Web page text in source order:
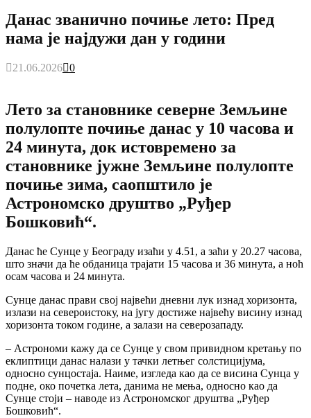
Данас званично почиње лето: Пред
нама је најдужи дан у години
21.06.2026 0
Лето за становнике северне Земљине
полулопте почиње данас у 10 часова и
24 минута, док истовремено за
становнике јужне Земљине полулопте
почиње зима, саопштило је
Астрономско друштво „Руђер
Бошковић“.
Данас ће Сунце у Београду изаћи у 4.51, а заћи у 20.27 часова,
што значи да ће обданица трајати 15 часова и 36 минута, а ноћ
осам часова и 24 минута.
Сунце данас прави свој највећи дневни лук изнад хоризонта,
излази на североистоку, на југу достиже највећу висину изнад
хоризонта током године, а залази на северозападу.
– Астрономи кажу да се Сунце у свом привидном кретању по
еклиптици данас налази у тачки летњег солстицијума,
односно сунцостаја. Наиме, изгледа као да се висина Сунца у
подне, око почетка лета, данима не мења, односно као да
Сунце стоји – наводе из Астрономског друштва „Руђер
Бошковић“.